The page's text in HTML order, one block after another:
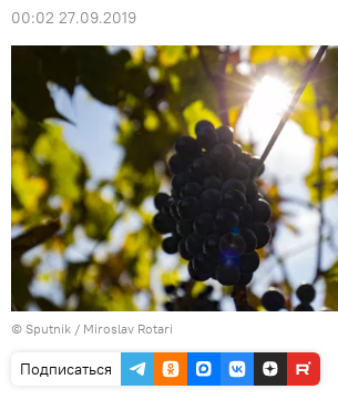
00:02 27.09.2019
© Sputnik / Miroslav Rotari
Подписаться